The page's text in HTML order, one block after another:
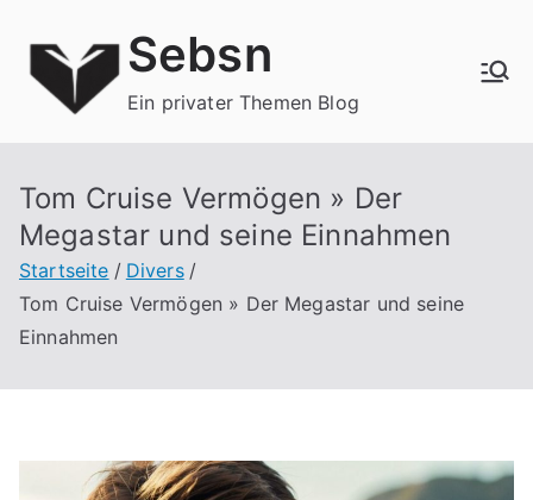
Inhalt
springen
Sebsn
Ein privater Themen Blog
Tom Cruise Vermögen » Der
Megastar und seine Einnahmen
Startseite
Divers
Tom Cruise Vermögen » Der Megastar und seine
Einnahmen